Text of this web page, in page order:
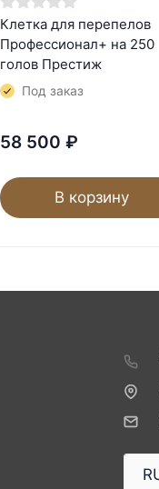
Клетка для перепелов
Профессионал+ на 250
голов Престиж
Под заказ
58 500 ₽
В корзину